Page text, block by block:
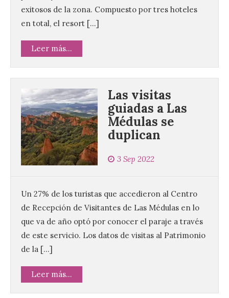
exitosos de la zona. Compuesto por tres hoteles
en total, el resort […]
Leer más...
Las visitas
guiadas a Las
Médulas se
duplican
3 Sep 2022
Un 27% de los turistas que accedieron al Centro
de Recepción de Visitantes de Las Médulas en lo
que va de año optó por conocer el paraje a través
de este servicio. Los datos de visitas al Patrimonio
de la […]
Leer más...